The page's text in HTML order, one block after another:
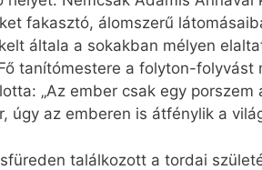
fakasztó, álomszerű
általa a sokakban mélyen
tanítómestere a folyton-
„Az ember csak egy
úgy az emberen is átfénylik a
találkozott a tordai